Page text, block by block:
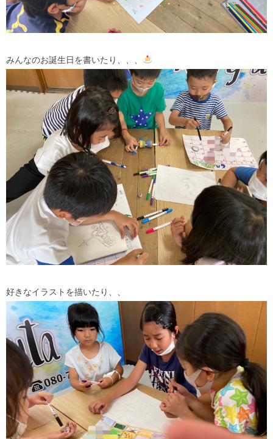
みんなのお誕生日を書いたり、、、
好きなイラストを描いたり、、